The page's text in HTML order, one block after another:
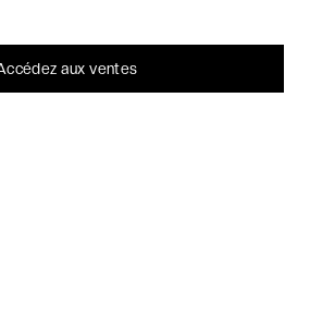
aux ventes
modifier ou retirer votre
C'est bon.